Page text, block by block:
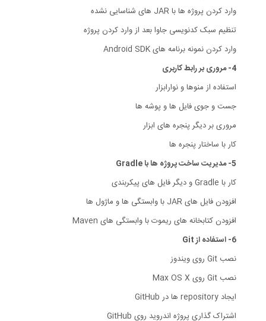
وارد کردن پروژه ها با JAR های شناسایی نشده
تنظیم سبک کدنویسی جاوا بعد از وارد کردن پروژه
وارد کردن نمونه برنامه های Android SDK
4- مروری بر رابط کاربری
استفاده از منوها و نوارابزار
جست و جوی فایل ها و پوشه ها
مروری بر دیگر پنجره های ابزار
کار با ساختار پنجره ها
5- مدیریت ساخت پروژه ها با Gradle
کار با Gradle و دیگر فایل های پیکربندی
افزودن فایل های JAR با وابستگی ها و ماژول ها
افزودن کتابخانه های ریموت با وابستگی های Maven
6- استفاده از Git
نصب Git روی ویندوز
نصب Git روی Max OS X
ایجاد repository ها در GitHub
اشتراک گذاری پروژه اندروید روی GitHub